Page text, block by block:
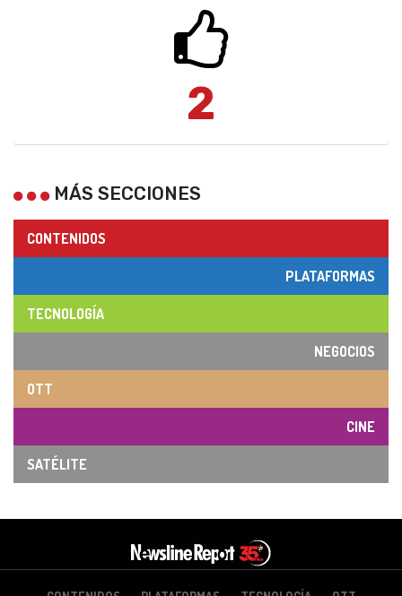
2
MÁS SECCIONES
CONTENIDOS
PLATAFORMAS
TECNOLOGÍA
NEGOCIOS
OTT
CINE
SATÉLITE